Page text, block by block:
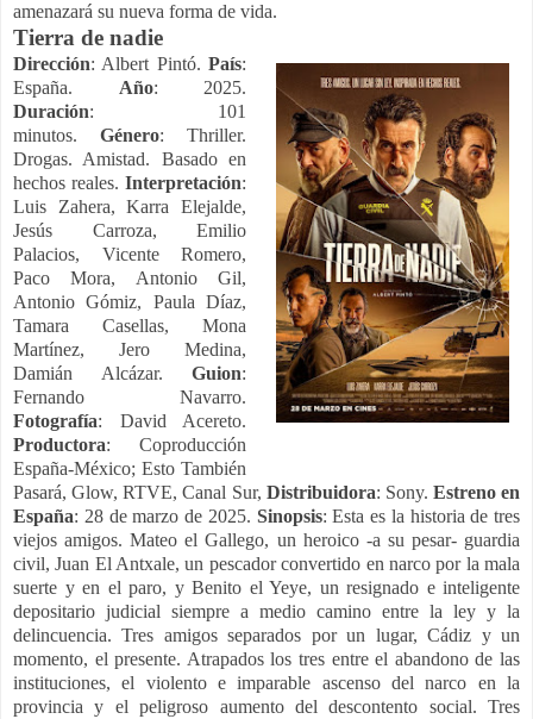
amenazará su nueva forma de vida.
Tierra de nadie
Dirección: Albert Pintó.País:
España. Año: 2025.
Duración: 101
minutos.Género: Thriller.
Drogas. Amistad. Basado en
hechos reales.Interpretación:
Luis Zahera, Karra Elejalde,
Jesús Carroza, Emilio
Palacios, Vicente Romero,
Paco Mora, Antonio Gil,
Antonio Gómiz, Paula Díaz,
Tamara Casellas, Mona
Martínez, Jero Medina,
Damián Alcázar.Guion:
Fernando Navarro.
Fotografía: David Acereto.
Productora: Coproducción
España-México; Esto También
Pasará, Glow, RTVE, Canal Sur, Distribuidora: Sony. Estreno en
España: 28 de marzo de 2025. Sinopsis: Esta es la historia de tres
viejos amigos. Mateo el Gallego, un heroico -a su pesar- guardia
civil, Juan El Antxale, un pescador convertido en narco por la mala
suerte y en el paro, y Benito el Yeye, un resignado e inteligente
depositario judicial siempre a medio camino entre la ley y la
delincuencia. Tres amigos separados por un lugar, Cádiz y un
momento, el presente. Atrapados los tres entre el abandono de las
instituciones, el violento e imparable ascenso del narco en la
provincia y el peligroso aumento del descontento social. Tres